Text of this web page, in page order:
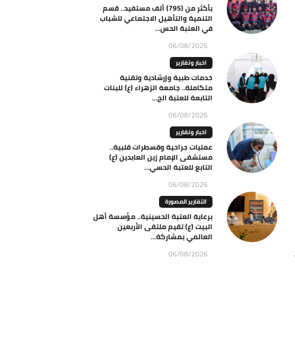
بأكثر من (795) ألف مستفيد.. قسم
التنمية والتأهيل الاجتماعي للشباب
في العتبة الحس...
06/08/2026
اخبار وتقارير
خدمات طبية وإرشادية وتقنية
متكاملة.. جامعة الزهراء (ع) للبنات
التابعة للعتبة الح...
06/08/2026
اخبار وتقارير
عمليات جراحية وقسطرات قلبية..
مستشفى الإمام زين العابدين (ع)
التابع للعتبة الحسي...
06/08/2026
التقارير المصورة
برعاية العتبة الحسينية.. مؤسسة أهل
البيت (ع) تقيم ملتقى الأربعين
العالمي بمشاركة...
06/08/2026